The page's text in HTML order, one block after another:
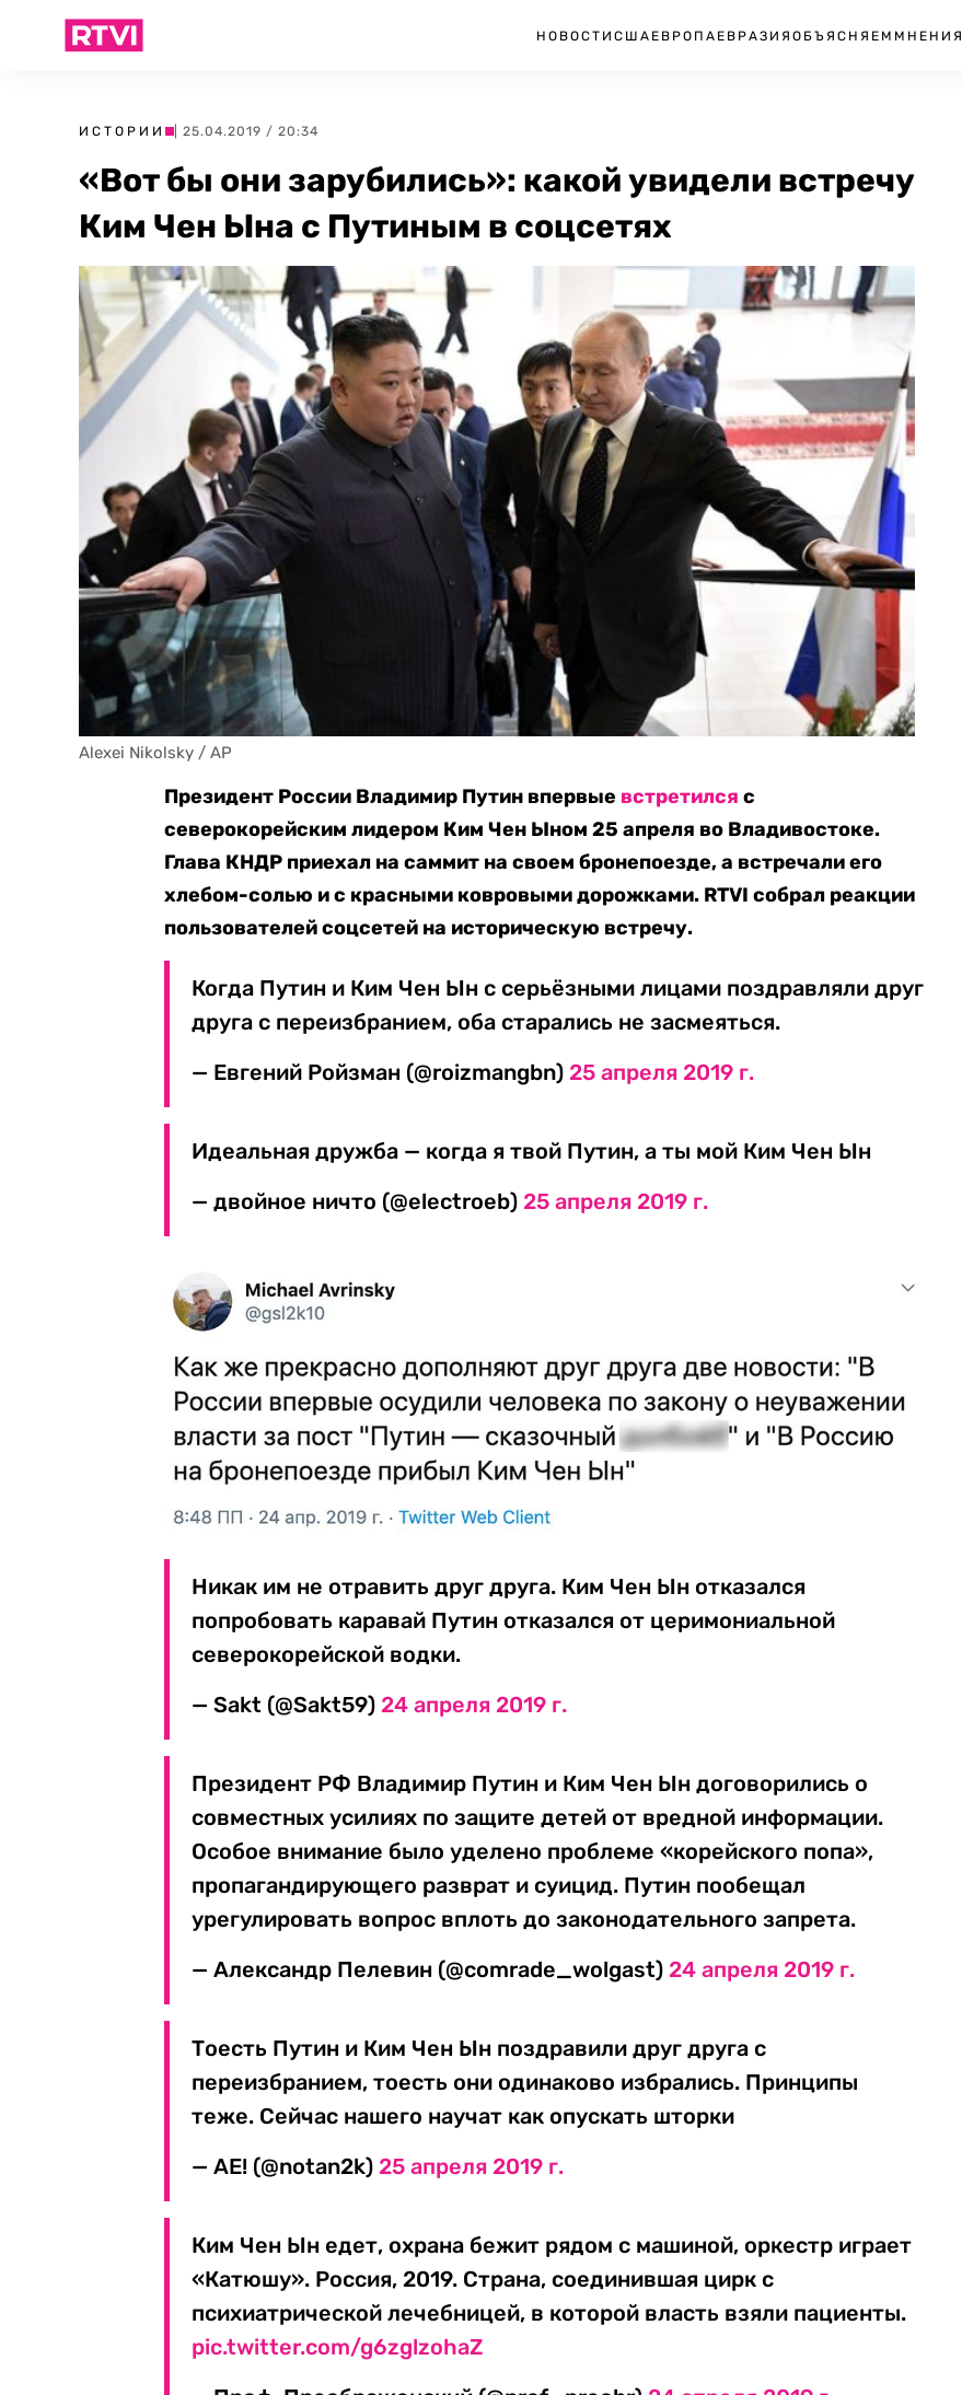
НОВОСТИ США ЕВРОПА ЕВРАЗИЯ ОБЪЯСНЯЕМ МНЕНИЯ
ИСТОРИИ | 25.04.2019 / 20:34
«Вот бы они зарубились»: какой увидели встречу
Ким Чен Ына с Путиным в соцсетях
Alexei Nikolsky / AP
Президент России Владимир Путин впервые встретился с
северокорейским лидером Ким Чен Ыном 25 апреля во Владивостоке.
Глава КНДР приехал на саммит на своем бронепоезде, а встречали его
хлебом-солью и с красными ковровыми дорожками. RTVI собрал реакции
пользователей соцсетей на историческую встречу.
Когда Путин и Ким Чен Ын с серьёзными лицами поздравляли друг
друга с переизбранием, оба старались не засмеяться.
— Евгений Ройзман (@roizmangbn) 25 апреля 2019 г.
Идеальная дружба — когда я твой Путин, а ты мой Ким Чен Ын
— двойное ничто (@electroeb) 25 апреля 2019 г.
Никак им не отравить друг друга. Ким Чен Ын отказался
попробовать каравай Путин отказался от церимониальной
северокорейской водки.
— Sakt (@Sakt59) 24 апреля 2019 г.
Президент РФ Владимир Путин и Ким Чен Ын договорились о
совместных усилиях по защите детей от вредной информации.
Особое внимание было уделено проблеме «корейского попа»,
пропагандирующего разврат и суицид. Путин пообещал
урегулировать вопрос вплоть до законодательного запрета.
— Александр Пелевин (@comrade_wolgast) 24 апреля 2019 г.
Тоесть Путин и Ким Чен Ын поздравили друг друга с
переизбранием, тоесть они одинаково избрались. Принципы
теже. Сейчас нашего научат как опускать шторки
— АЕ! (@notan2k) 25 апреля 2019 г.
Ким Чен Ын едет, охрана бежит рядом с машиной, оркестр играет
«Катюшу». Россия, 2019. Страна, соединившая цирк с
психиатрической лечебницей, в которой власть взяли пациенты.
pic.twitter.com/g6zglzohaZ